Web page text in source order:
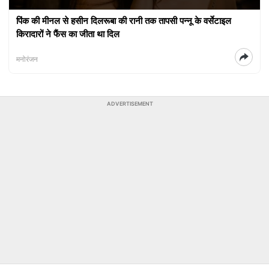
पिंक की मीनल से हसीन दिलरूबा की रानी तक तापसी पन्नू के वर्सेटाइल
किरादारों ने फैंस का जीता था दिल
मनोरंजन
ADVERTISEMENT